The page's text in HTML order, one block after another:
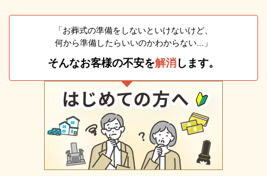
「お葬式の準備をしないといけないけど、
何から準備したらいいのかわからない...」
そんなお客様の不安を解消 します。